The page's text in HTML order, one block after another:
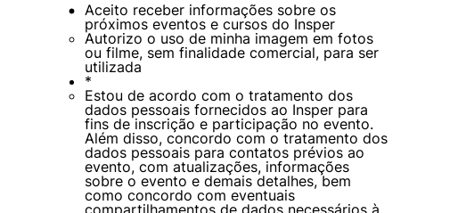
Aceito receber informações sobre os
próximos eventos e cursos do Insper
Autorizo o uso de minha imagem em fotos
ou filme, sem finalidade comercial, para ser
utilizada
*
Estou de acordo com o tratamento dos
dados pessoais fornecidos ao Insper para
fins de inscrição e participação no evento.
Além disso, concordo com o tratamento dos
dados pessoais para contatos prévios ao
evento, com atualizações, informações
sobre o evento e demais detalhes, bem
como concordo com eventuais
compartilhamentos de dados necessários à
Cookies estritamente necessários
Cookies de preferências de usuário